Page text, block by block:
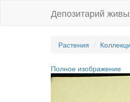
Депозитарий
Растения
Полное изображение